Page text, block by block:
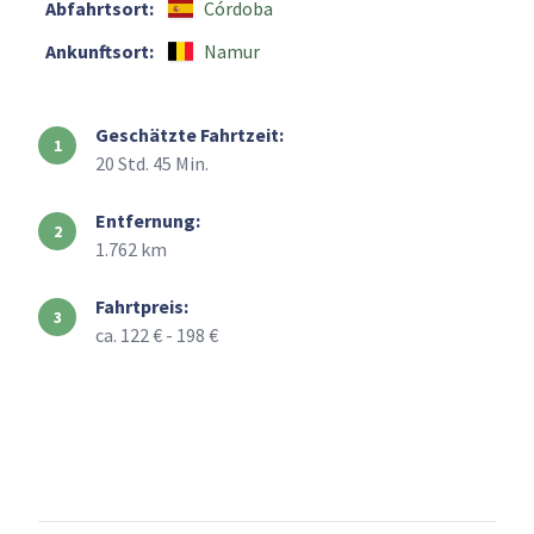
Abfahrtsort:
Córdoba
Ankunftsort:
Namur
Geschätzte Fahrtzeit:
20 Std. 45 Min.
Entfernung:
1.762 km
Fahrtpreis:
ca. 122 € - 198 €